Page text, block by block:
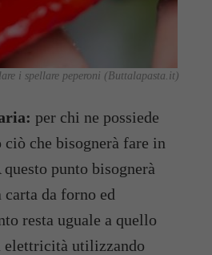
i spellare peperoni (Buttalapasta.it)
per chi ne possiede
che bisognerà fare in
punto bisognerà
da forno ed
resta uguale a quello
elettricità utilizzando